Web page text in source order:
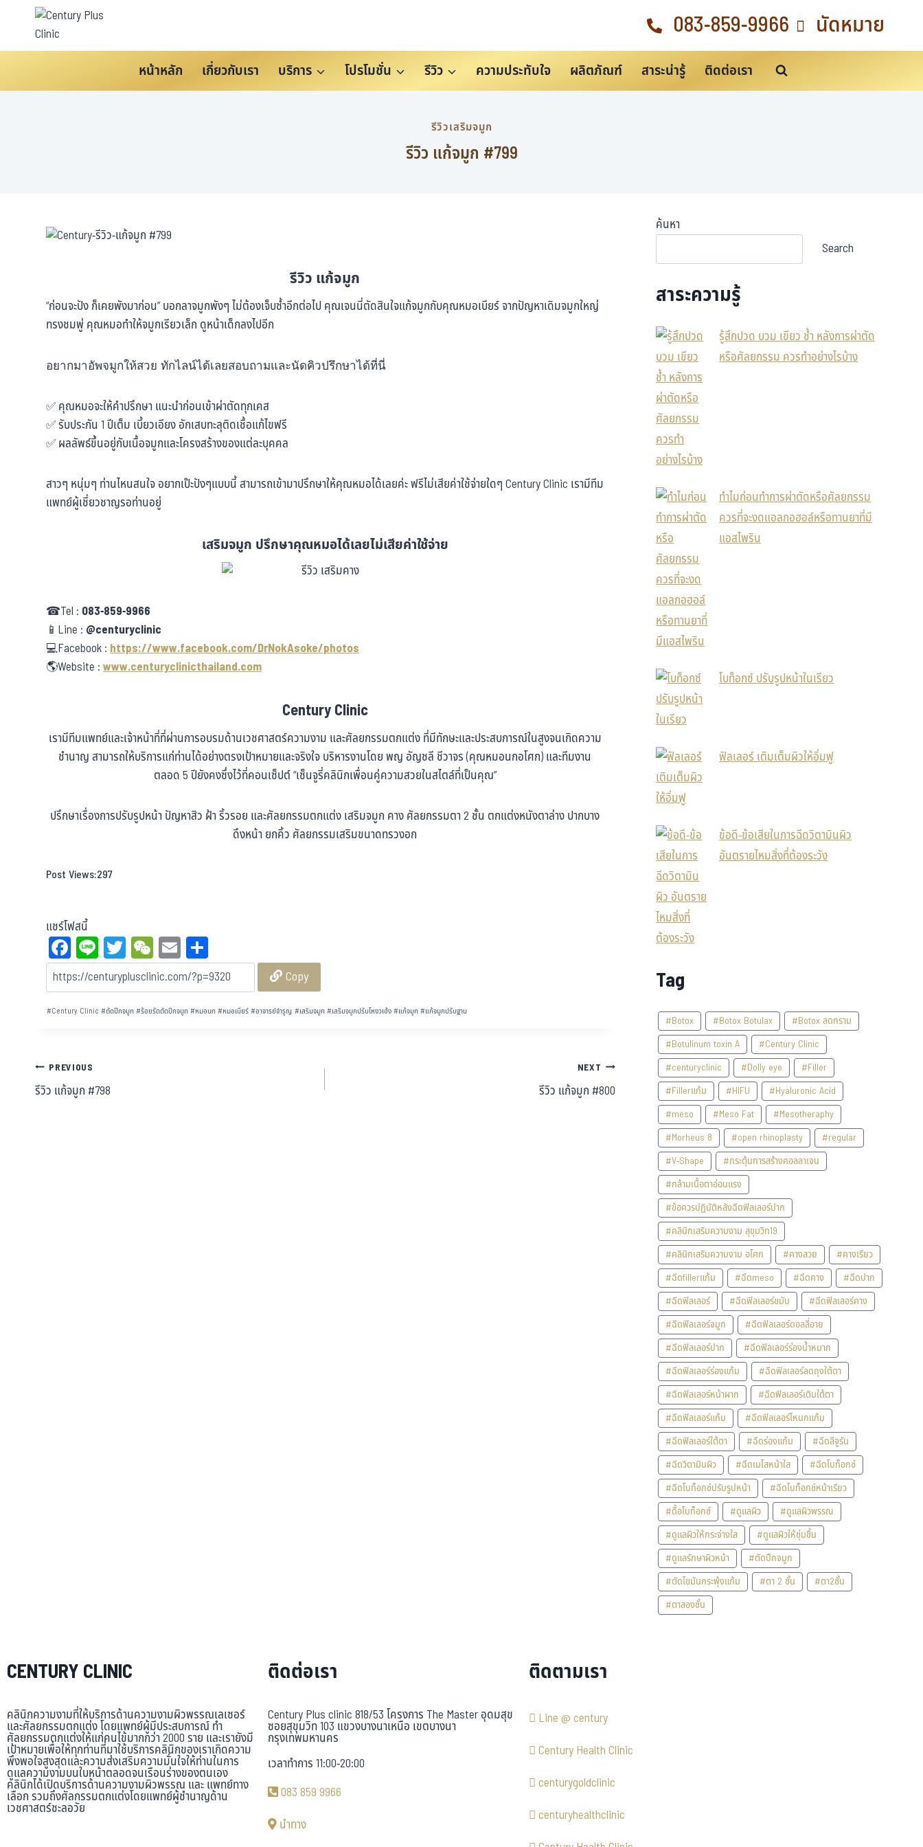
083-859-9966 นัดหมาย
หน้าหลัก เกี่ยวกับเรา บริการ โปรโมชั่น รีวิว ความประทับใจ ผลิตภัณฑ์ สาระน่ารู้ ติดต่อเรา
รีวิวเสริมจมูก
รีวิว แก้จมูก #799
รีวิว แก้จมูก
“ก่อนจะปัง ก็เคยพังมาก่อน” บอกลาจมูกพังๆ ไม่ต้องเจ็บซ้ำอีกต่อไป คุณเจนนี่ตัดสินใจแก้จมูกกับคุณหมอเบียร์ จากปัญหาเดิมจมูกใหญ่
ทรงชมพู่ คุณหมอทำให้จมูกเรียวเล็ก ดูหน้าเด็กลงไปอีก
อยากมาอัพจมูกให้สวย ทักไลน์ได้เลยสอบถามและนัดคิวปรึกษาได้ที่นี่
✅ คุณหมอจะให้คำปรึกษา แนะนำก่อนเข้าผ่าตัดทุกเคส
✅ รับประกัน 1 ปีเต็ม เบี้ยวเอียง อักเสบทะลุติดเชื้อแก้ไขฟรี
✅ ผลลัพธ์ขึ้นอยู่กับเนื้อจมูกและโครงสร้างของแต่ละบุคคล
สาวๆ หนุ่มๆ ท่านไหนสนใจ อยากเป๊ะปังๆแบบนี้ สามารถเข้ามาปรึกษาให้คุณหมอได้เลยค่ะ ฟรีไม่เสียค่าใช้จ่ายใดๆ Century Clinic เรามีทีม
แพทย์ผู้เชี่ยวชาญรอท่านอยู่
เสริมจมูก ปรึกษาคุณหมอได้เลยไม่เสียค่าใช้จ่าย
☎Tel : 083-859-9966
📱Line : @centuryclinic
💻Facebook :https://www.facebook.com/DrNokAsoke/photos
🌎Website :www.centuryclinicthailand.com
Century Clinic
เรามีทีมแพทย์และเจ้าหน้าที่ที่ผ่านการอบรมด้านเวชศาสตร์ความงาม และศัลยกรรมตกแต่ง ที่มีทักษะและประสบการณ์ในสูงจนเกิดความ
ชำนาญ สามารถให้บริการแก่ท่านได้อย่างตรงเป้าหมายและจริงใจ บริหารงานโดย พญ อัญชลี ชีวาจร (คุณหมอนกอโศก) และทีมงาน
ตลอด 5 ปียังคงซึ่งไว้ที่คอนเซ็ปต์ “เซ็นจูรี่คลินิกเพื่อนคู่ความสวยในสไตล์ที่เป็นคุณ”
ปรึกษาเรื่องการปรับรูปหน้า ปัญหาสิว ฝ้า ริ้วรอย และศัลยกรรมตกแต่ง เสริมจมูก คาง ศัลยกรรมตา 2 ชั้น ตกแต่งหนังตาล่าง ปากบาง
ดึงหน้า ยกคิ้ว ศัลยกรรมเสริมขนาดทรวงอก
Post Views:297
แชร์โฟสนี้
Fa
ce
bo
ok
Li
ne
T
wi
tt
er
W
eC
ha
t
E
m
ail
ar
e Copy
#Century Clinic #ตัดปีกจมูก#ร้อยรัดตัดปีกจมูก#หมอนก#หมอเบียร์ #อาจารย์จำรูญ #เสริมจมูก #เสริมจมูกปรับโหงวเฮ้ง#แก้จมูก#แก้จมูกปรับฐาน
PREVIOUS
รีวิว แก้จมูก #798
NEXT
รีวิว แก้จมูก #800
ค้นหา
Search
สาระความรู้
รู้สึกปวด บวม เขียว ช้ำ หลังการผ่าตัด
หรือศัลยกรรม ควรทำอย่างไรบ้าง
ทำไมก่อนทำการผ่าตัดหรือศัลยกรรม
ควรที่จะงดแอลกอฮอล์หรือทานยาที่มี
แอสไพริน
โบท็อกซ์ ปรับรูปหน้าในเรียว
ฟิลเลอร์ เติมเต็มผิวให้อิ่มฟู
ข้อดี-ข้อเสียในการฉีดวิตามินผิว
อันตรายไหมสิ่งที่ต้องระวัง
Tag
#Botox #Botox Botulax
#Botox ลดกราม
#Botulinum toxin A
#Century Clinic
#centuryclinic
#Dolly eye
#Filler
#Fillerแก้ม
#HIFU
#Hyaluronic Acid
#meso
#Meso Fat
#Mesotheraphy
#Morheus 8
#open rhinoplasty
#regular
#V-Shape
#กระตุ้นการสร้างคอลลาเจน
#กล้ามเนื้อตาอ่อนแรง
#ข้อควรปฏิบัติหลังฉีดฟิลเลอร์ปาก
#คลินิกเสริมความงาม สุขุมวิท19
#คลินิกเสริมความงาม อโศก
#คางสวย
#คางเรียว
#ฉีดfillerแก้ม
#ฉีดmeso #ฉีดคาง
#ฉีดปาก
#ฉีดฟิลเลอร์
#ฉีดฟิลเลอร์ขมับ
#ฉีดฟิลเลอร์คาง
#ฉีดฟิลเลอร์จมูก
#ฉีดฟิลเลอร์ดอลลี่อาย
#ฉีดฟิลเลอร์ปาก
#ฉีดฟิลเลอร์ร่องน้ำหมาก
#ฉีดฟิลเลอร์ร่องแก้ม
#ฉีดฟิลเลอร์ลดถุงใต้ตา
#ฉีดฟิลเลอร์หน้าผาก
#ฉีดฟิลเลอร์เติมใต้ตา
#ฉีดฟิลเลอร์แก้ม
#ฉีดฟิลเลอร์โหนกแก้ม
#ฉีดฟิลเลอร์ใต้ตา
#ฉีดร่องแก้ม
#ฉีดลีจูรัน
#ฉีดวิตามินผิว
#ฉีดเมโสหน้าใส
#ฉีดโบท็อกซ์
#ฉีดโบท็อกซ์ปรับรูปหน้า
#ฉีดโบท็อกซ์หน้าเรียว
#ดื้อโบท็อกซ์
#ดูแลผิว
#ดูแลผิวพรรณ
#ดูแลผิวให้กระจ่างใส
#ดูแลผิวให้ชุ่มชื้น
#ดูแลรักษาผิวหน้า
#ตัดปีกจมูก
#ตัดไขมันกระพุ้งแก้ม
#ตา 2 ชั้น
#ตา2ชั้น
#ตาสองชั้น
CENTURY CLINIC
คลินิกความงามที่ให้บริการด้านความงามผิวพรรณเลเซอร์
และศัลยกรรมตกแต่ง โดยแพทย์ผู้มีประสบการณ์ ทำ
ศัลยกรรมตกแต่งให้แก่คนไข้มากกว่า 2000 ราย และเรายังมี
เป้าหมายเพื่อให้ทุกท่านที่มาใช้บริการคลินิกของเราเกิดความ
พึงพอใจสูงสุดและความส่งเสริมความมั่นใจให้ท่านในการ
ดูแลความงามบนใบหน้าตลอดจนเรือนร่างของตนเอง
คลินิกได้เปิดบริการด้านความงามผิวพรรณ และ แพทย์ทาง
เลือก รวมถึงศัลกรรมตกแต่งโดยแพทย์ผู้ชำนาญด้าน
เวชศาสตร์ชะลอวัย
ติดต่อเรา
Century Plus clinic 818/53 โครงการ The Master อุดมสุข
ซอยสุขุมวิท 103 แขวงบางนาเหนือ เขตบางนา
กรุงเทพมหานคร
เวลาทำการ 11:00-20:00
083 859 9966
นำทาง
ติดตามเรา
Line @ century
Century Health Clinic
centurygoldclinic
centuryhealthclinic